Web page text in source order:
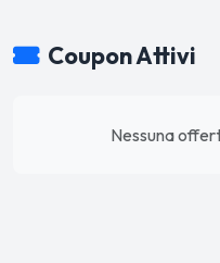
Coupon Attivi
Nessuna